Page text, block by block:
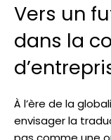
Vers un
dans la
À l’ère de la
envisager la